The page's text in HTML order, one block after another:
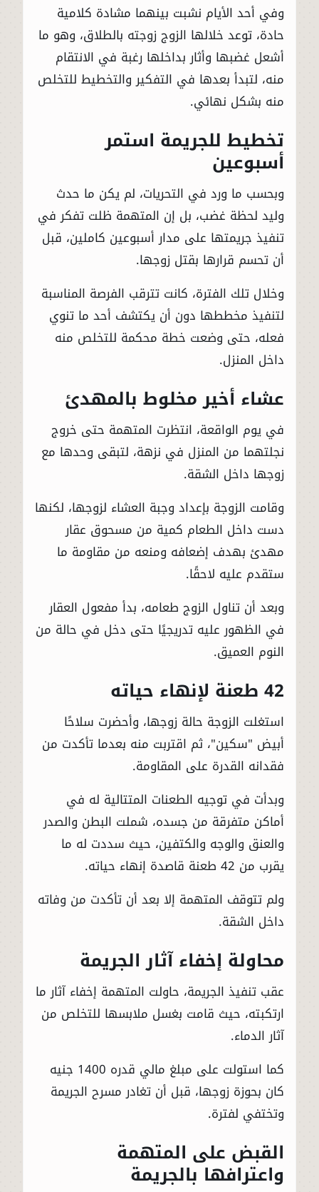
وفي أحد الأيام نشبت بينهما مشادة كلامية
حادة، توعد خلالها الزوج زوجته بالطلاق، وهو ما
أشعل غضبها وأثار بداخلها رغبة في الانتقام
منه، لتبدأ بعدها في التفكير والتخطيط للتخلص
منه بشكل نهائي.
تخطيط للجريمة استمر
أسبوعين
وبحسب ما ورد في التحريات، لم يكن ما حدث
وليد لحظة غضب، بل إن المتهمة ظلت تفكر في
تنفيذ جريمتها على مدار أسبوعين كاملين، قبل
أن تحسم قرارها بقتل زوجها.
وخلال تلك الفترة، كانت تترقب الفرصة المناسبة
لتنفيذ مخططها دون أن يكتشف أحد ما تنوي
فعله، حتى وضعت خطة محكمة للتخلص منه
داخل المنزل.
عشاء أخير مخلوط بالمهدئ
في يوم الواقعة، انتظرت المتهمة حتى خروج
نجلتهما من المنزل في نزهة، لتبقى وحدها مع
زوجها داخل الشقة.
وقامت الزوجة بإعداد وجبة العشاء لزوجها، لكنها
دست داخل الطعام كمية من مسحوق عقار
مهدئ بهدف إضعافه ومنعه من مقاومة ما
ستقدم عليه لاحقًا.
وبعد أن تناول الزوج طعامه، بدأ مفعول العقار
في الظهور عليه تدريجيًا حتى دخل في حالة من
النوم العميق.
42 طعنة لإنهاء حياته
استغلت الزوجة حالة زوجها، وأحضرت سلاحًا
أبيض "سكين"، ثم اقتربت منه بعدما تأكدت من
فقدانه القدرة على المقاومة.
وبدأت في توجيه الطعنات المتتالية له في
أماكن متفرقة من جسده، شملت البطن والصدر
والعنق والوجه والكتفين، حيث سددت له ما
يقرب من 42 طعنة قاصدة إنهاء حياته.
ولم تتوقف المتهمة إلا بعد أن تأكدت من وفاته
داخل الشقة.
محاولة إخفاء آثار الجريمة
عقب تنفيذ الجريمة، حاولت المتهمة إخفاء آثار ما
ارتكبته، حيث قامت بغسل ملابسها للتخلص من
آثار الدماء.
كما استولت على مبلغ مالي قدره 1400 جنيه
كان بحوزة زوجها، قبل أن تغادر مسرح الجريمة
وتختفي لفترة.
القبض على المتهمة
واعترافها بالجريمة